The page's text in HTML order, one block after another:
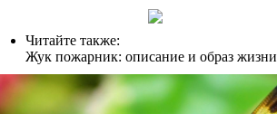
Читайте также:
Жук пожарник: описание и образ жизни